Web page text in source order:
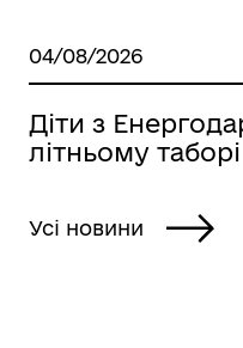
04/08/2026
Діти з
літньому
Усі новини